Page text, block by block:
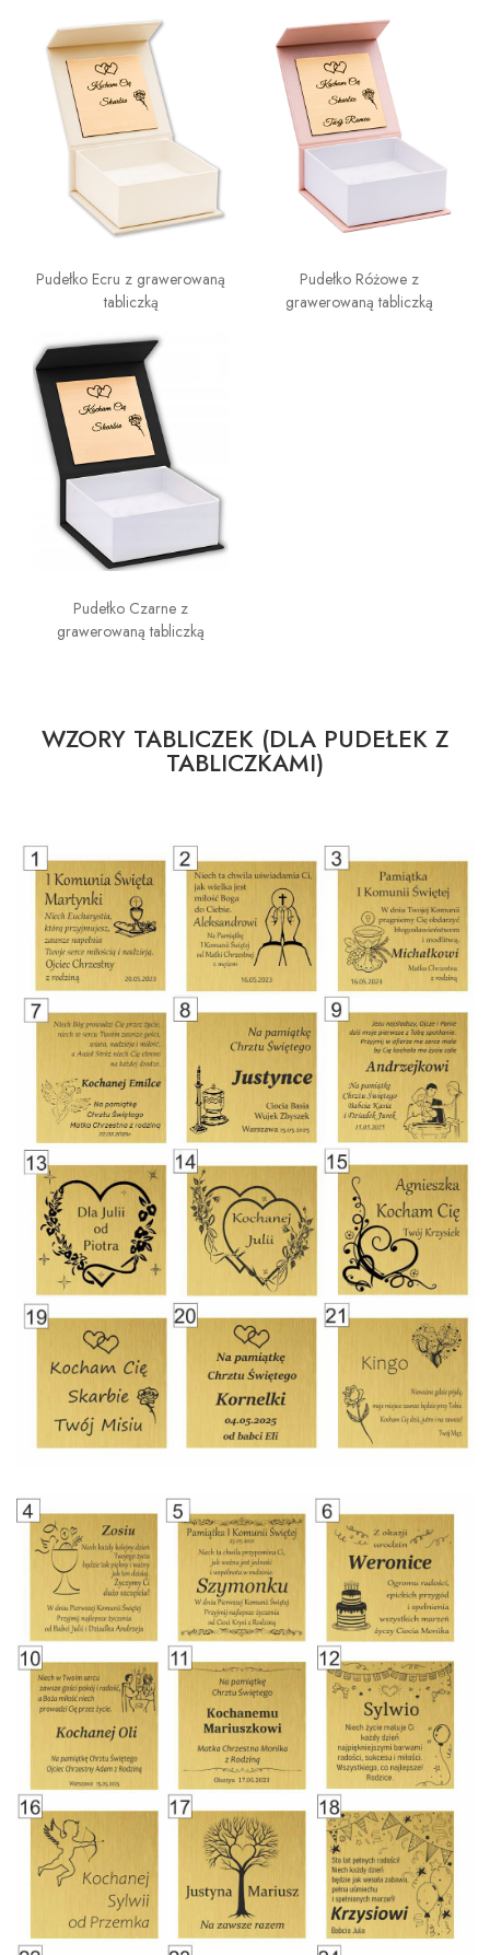
Pudełko Ecru z grawerowaną
tabliczką
Pudełko Różowe z
grawerowaną tabliczką
Pudełko Czarne z
grawerowaną tabliczką
WZORY TABLICZEK (DLA PUDEŁEK Z
TABLICZKAMI)